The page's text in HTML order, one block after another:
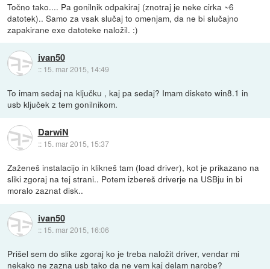
Točno tako.... Pa gonilnik odpakiraj (znotraj je neke cirka ~6
datotek).. Samo za vsak slučaj to omenjam, da ne bi slučajno
zapakirane exe datoteke naložil. :)
ivan50
:: 15. mar 2015, 14:49
To imam sedaj na ključku , kaj pa sedaj? Imam disketo win8.1 in
usb ključek z tem gonilnikom.
DarwiN
:: 15. mar 2015, 15:37
Zaženeš instalacijo in klikneš tam (load driver), kot je prikazano na
sliki zgoraj na tej strani.. Potem izbereš driverje na USBju in bi
moralo zaznat disk..
ivan50
:: 15. mar 2015, 16:06
Prišel sem do slike zgoraj ko je treba naložit driver, vendar mi
nekako ne zazna usb tako da ne vem kaj delam narobe?